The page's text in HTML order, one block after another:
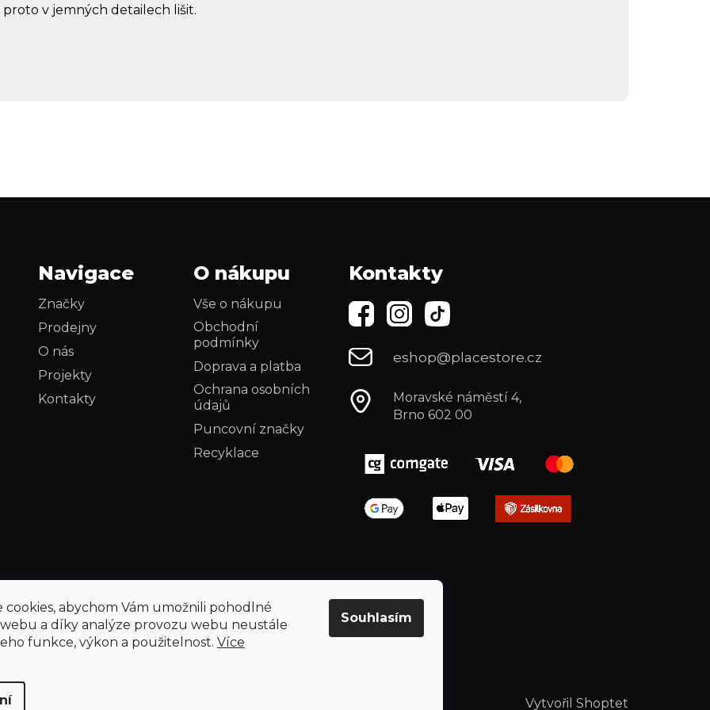
cookies, abychom Vám umožnili pohodlné
a díky analýze provozu webu neustále
funkce, výkon a použitelnost. Více
Souhlasím
proto v jemných detailech lišit.
Navigace
Značky
Prodejny
O nás
Projekty
Kontakty
O nákupu
Vše o nákupu
Obchodní
podmínky
Doprava a platba
Ochrana osobních
údajů
Puncovní značky
Recyklace
Kontakty
eshop@placestore.cz
Moravské náměstí 4,
Brno 602 00
Vytvořil Shoptet
vyhrazena.